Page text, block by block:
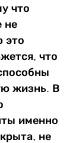
что
не
это
что
жизнь. В
именно
не